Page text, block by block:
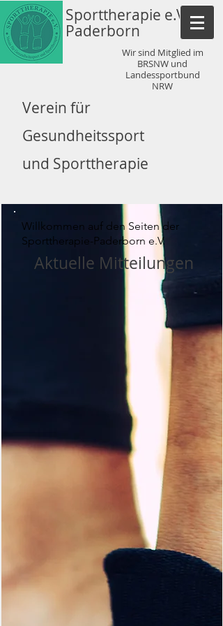
Sporttherapie e.V.
Paderborn
Wir sind Mitglied im
BRSNW und
Landessportbund
NRW
Verein für
Gesundheitssport
und Sporttherapie
Willkommen auf den Seiten der
Sporttherapie-Paderborn e.V.
Aktuelle Mitteilungen